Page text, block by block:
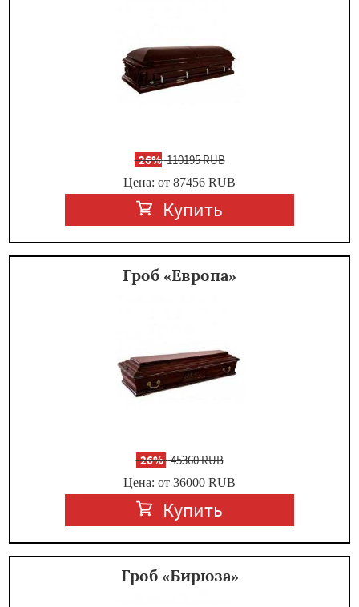
-26%110195 RUB
Цена: от 87456 RUB
Купить
Гроб «Европа»
-26%45360 RUB
Цена: от 36000 RUB
Купить
Гроб «Бирюза»